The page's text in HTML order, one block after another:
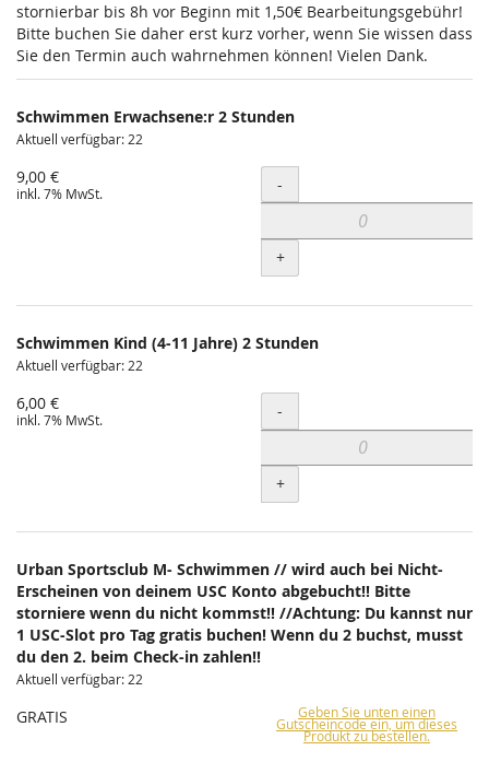
stornierbar bis 8h vor Beginn mit 1,50€ Bearbeitungsgebühr!
Bitte buchen Sie daher erst kurz vorher, wenn Sie wissen dass
Sie den Termin auch wahrnehmen können! Vielen Dank.
Schwimmen Erwachsene:r 2 Stunden
Aktuell verfügbar: 22
9,00 €
inkl. 7% MwSt. Menge
-
+
Schwimmen Kind (4-11 Jahre) 2 Stunden
Aktuell verfügbar: 22
6,00 €
inkl. 7% MwSt. Menge
-
+
Urban Sportsclub M- Schwimmen // wird auch bei Nicht-
Erscheinen von deinem USC Konto abgebucht!! Bitte
storniere wenn du nicht kommst!! //Achtung: Du kannst nur
1 USC-Slot pro Tag gratis buchen! Wenn du 2 buchst, musst
du den 2. beim Check-in zahlen!!
Aktuell verfügbar: 22
GRATIS Geben Sie unten einen
Gutscheincode ein, um dieses
Produkt zu bestellen.